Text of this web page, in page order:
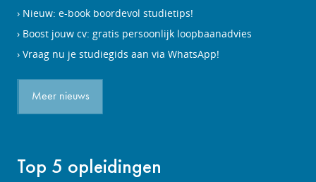
Nieuw: e-book boordevol studietips!
Boost jouw cv: gratis persoonlijk loopbaanadvies
Vraag nu je studiegids aan via WhatsApp!
Meer nieuws
Top 5 opleidingen